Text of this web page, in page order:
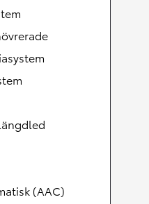
(AAC)